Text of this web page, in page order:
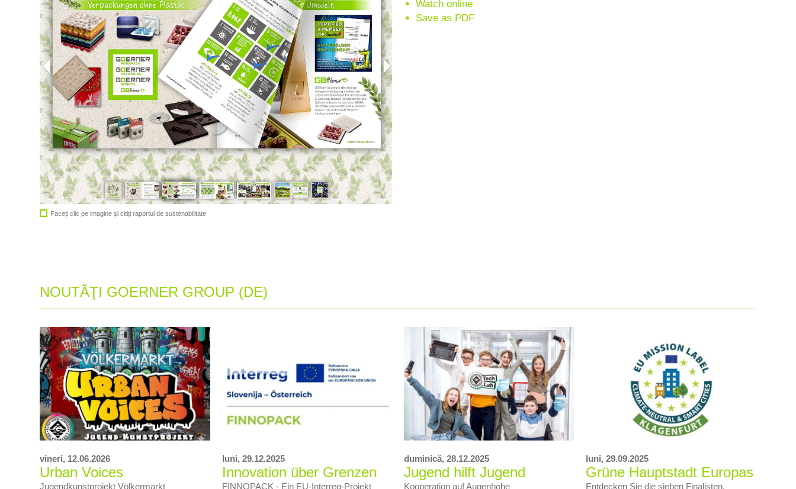
Faceți clic pe imagine și citiți raportul de sustenabilitate
Watch online
Save as PDF
NOUTĂŢI GOERNER GROUP (DE)
vineri, 12.06.2026
Urban Voices
Jugendkunstprojekt Völkermarkt
luni, 29.12.2025
Innovation über Grenzen
FINNOPACK - Ein EU‑Interreg‑Projekt
duminică, 28.12.2025
Jugend hilft Jugend
Kooperation auf Augenhöhe
luni, 29.09.2025
Grüne Hauptstadt Europas
Entdecken Sie die sieben Finalisten.